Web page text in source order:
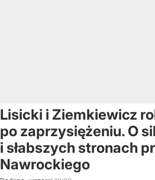
Lisicki i Ziemkiewicz
po zaprzysiężeniu. O
i słabszych stronach
Nawrockiego